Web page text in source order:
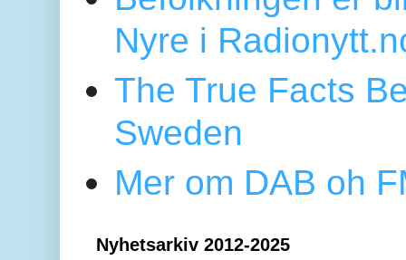
Nyre i
The True Facts
Sweden
Mer om DAB oh
Nyhetsarkiv 2012-2025